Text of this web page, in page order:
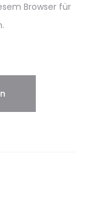
Browser für